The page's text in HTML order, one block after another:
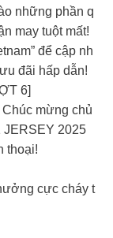
những phần q
may tuột mất!
để cập nh
đãi hấp dẫn!
6]
mừng chủ
JERSEY 2025
thoại!
cực cháy t